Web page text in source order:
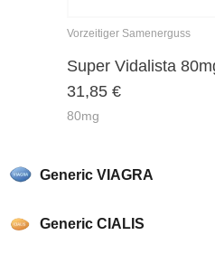
Generic VIAGRA
Generic CIALIS
Vorzeitiger Samenerguss
Super Vidalista
31,85 €
80mg